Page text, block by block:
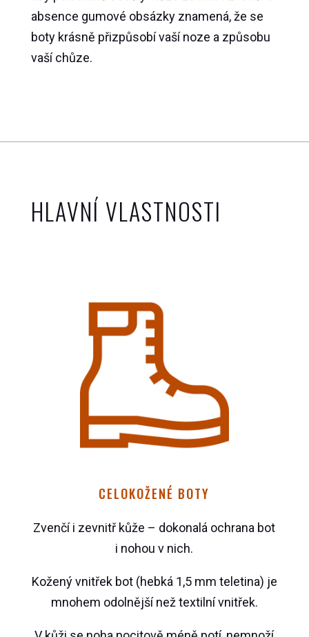
absence gumové obsázky znamená, že se
boty krásně přizpůsobí vaší noze a způsobu
vaší chůze.
HLAVNÍ VLASTNOSTI
CELOKOŽENÉ BOTY
Zvenčí i zevnitř kůže – dokonalá ochrana bot
i nohou v nich.
Kožený vnitřek bot (hebká 1,5 mm teletina) je
mnohem odolnější než textilní vnitřek.